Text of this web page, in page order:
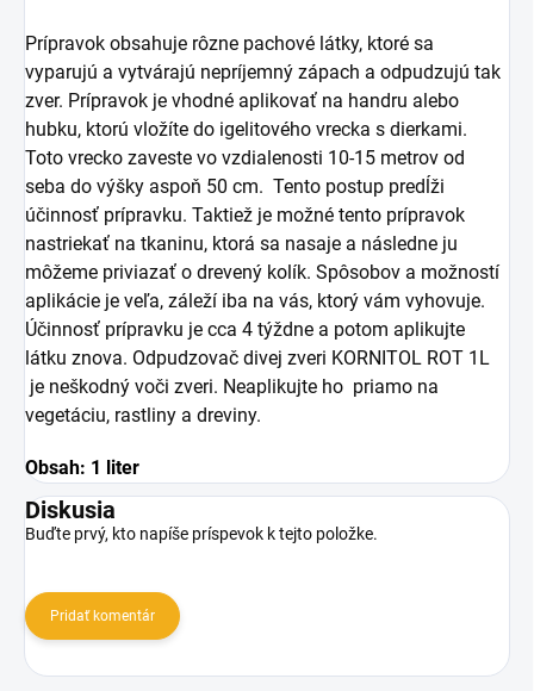
Prípravok obsahuje rôzne pachové látky, ktoré sa
vyparujú a vytvárajú nepríjemný zápach a odpudzujú tak
zver. Prípravok je vhodné aplikovať na handru alebo
hubku, ktorú vložíte do igelitového vrecka s dierkami.
Toto vrecko zaveste vo vzdialenosti 10-15 metrov od
seba do výšky aspoň 50 cm. Tento postup predĺži
účinnosť prípravku. Taktiež je možné tento prípravok
nastriekať na tkaninu, ktorá sa nasaje a následne ju
môžeme priviazať o drevený kolík. Spôsobov a možností
aplikácie je veľa, záleží iba na vás, ktorý vám vyhovuje.
Účinnosť prípravku je cca 4 týždne a potom aplikujte
látku znova. Odpudzovač divej zveri KORNITOL ROT 1L
je neškodný voči zveri. Neaplikujte ho priamo na
vegetáciu, rastliny a dreviny.
Obsah: 1 liter
Diskusia
Buďte prvý, kto napíše príspevok k tejto položke.
Pridať komentár